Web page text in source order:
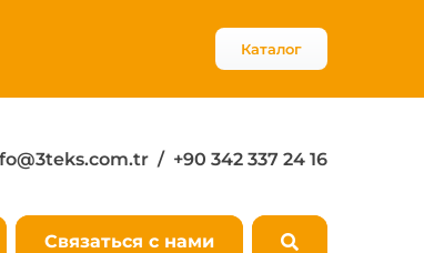
Каталог
/ +90 342 337 24 16
Связаться с нами